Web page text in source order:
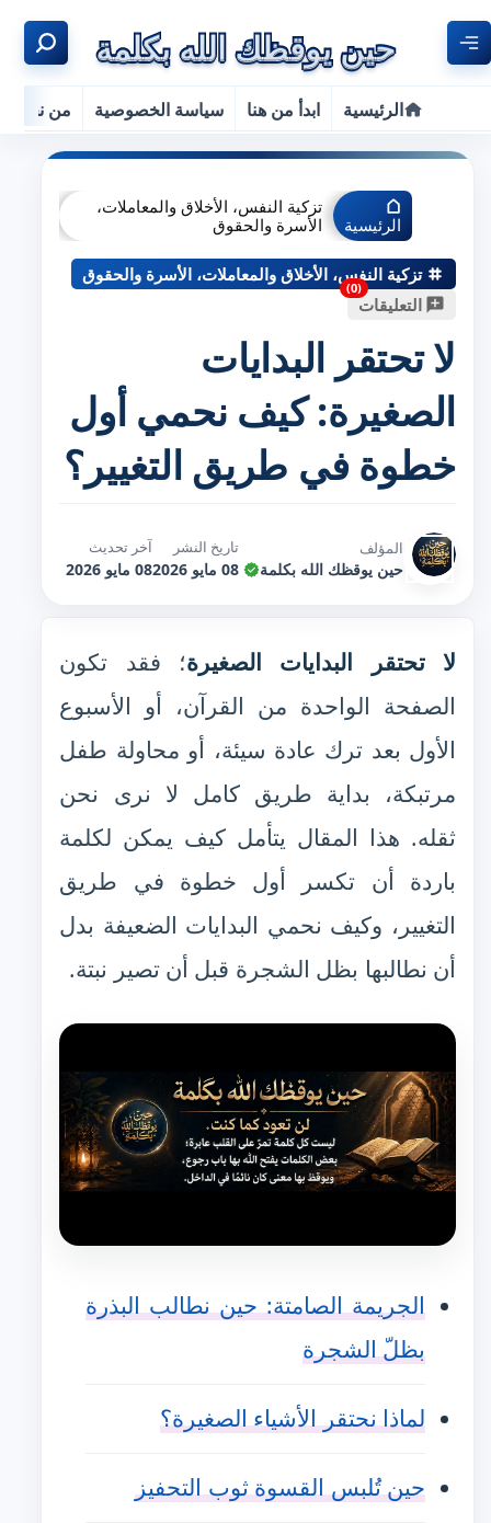
الرئيسية ابدأ من هنا سياسة الخصوصية من نحن
الرئيسية
تزكية النفس، الأخلاق والمعاملات،
الأسرة والحقوق
تزكية النفس، الأخلاق والمعاملات، الأسرة والحقوق
التعليقات
لا تحتقر البدايات
الصغيرة: كيف نحمي أول
خطوة في طريق التغيير؟
المؤلف
حين يوقظك الله بكلمة
تاريخ النشر
08 مايو 2026
آخر تحديث
08 مايو 2026
لا تحتقر البدايات الصغيرة؛ فقد تكون
الصفحة الواحدة من القرآن، أو الأسبوع
الأول بعد ترك عادة سيئة، أو محاولة طفل
مرتبكة، بداية طريق كامل لا نرى نحن
ثقله. هذا المقال يتأمل كيف يمكن لكلمة
باردة أن تكسر أول خطوة في طريق
التغيير، وكيف نحمي البدايات الضعيفة بدل
أن نطالبها بظل الشجرة قبل أن تصير نبتة.
الجريمة الصامتة: حين نطالب البذرة
بظلّ الشجرة
لماذا نحتقر الأشياء الصغيرة؟
حين تُلبس القسوة ثوب التحفيز